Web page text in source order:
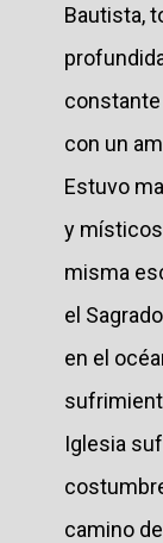
Bautista,
con un
Estuvo
y
misma
el
en el
Iglesia
camino